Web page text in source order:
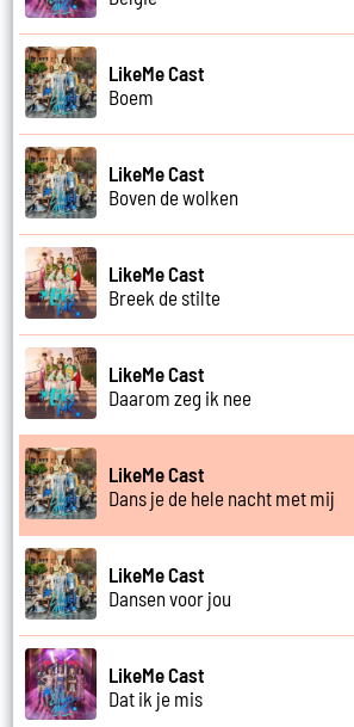
LikeMe Cast
Boem
LikeMe Cast
Boven de wolken
LikeMe Cast
Breek de stilte
LikeMe Cast
Daarom zeg ik nee
LikeMe Cast
Dans je de hele nacht met mij
LikeMe Cast
Dansen voor jou
LikeMe Cast
Dat ik je mis